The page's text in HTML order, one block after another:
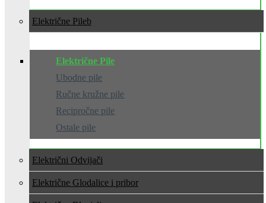
Električne Pile
Električne Pile
Ubodne pile
Ručne kružne pile
Recipročne pile
Ostale pile
Električni Odvijači
Električne Glodalice i pribor